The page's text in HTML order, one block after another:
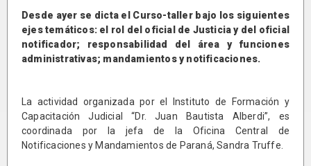
Desde ayer se dicta el Curso-taller bajo los siguientes
ejes temáticos: el rol del oficial de Justicia y del oficial
notificador; responsabilidad del área y funciones
administrativas; mandamientos y notificaciones.
La actividad organizada por el Instituto de Formación y
Capacitación Judicial “Dr. Juan Bautista Alberdi”, es
coordinada por la jefa de la Oficina Central de
Notificaciones y Mandamientos de Paraná, Sandra Truffe.